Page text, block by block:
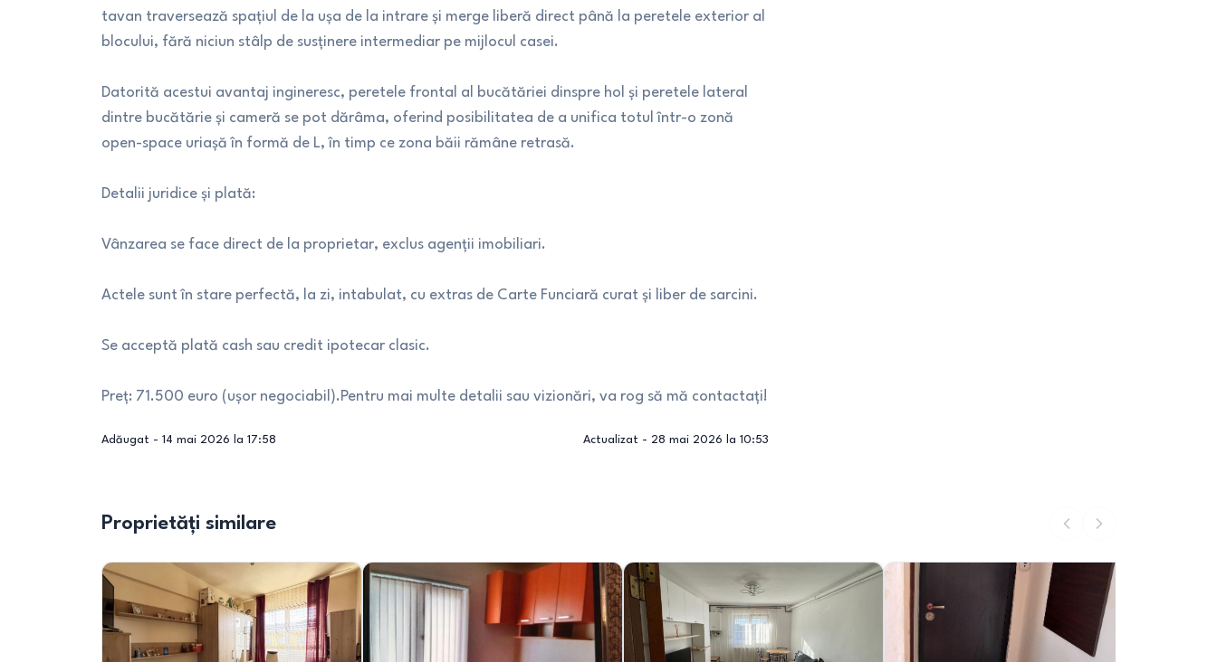
tavan traversează spațiul de la ușa de la intrare și merge liberă direct până la peretele exterior al
blocului, fără niciun stâlp de susținere intermediar pe mijlocul casei.
Datorită acestui avantaj ingineresc, peretele frontal al bucătăriei dinspre hol și peretele lateral
dintre bucătărie și cameră se pot dărâma, oferind posibilitatea de a unifica totul într-o zonă
open-space uriașă în formă de L, în timp ce zona băii rămâne retrasă.
Detalii juridice și plată:
Vânzarea se face direct de la proprietar, exclus agenții imobiliari.
Actele sunt în stare perfectă, la zi, intabulat, cu extras de Carte Funciară curat și liber de sarcini.
Se acceptă plată cash sau credit ipotecar clasic.
Preț: 71.500 euro (ușor negociabil).Pentru mai multe detalii sau vizionări, va rog să mă contactați!
Adăugat - 14 mai 2026 la 17:58 Actualizat - 28 mai 2026 la 10:53
Proprietăți similare